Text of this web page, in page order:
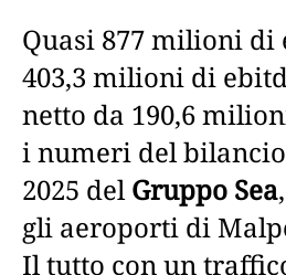
Quasi 877 milioni
403,3 milioni di
netto da 190,6
i numeri del bilancio
2025 delGruppo Sea
gli aeroporti di
Il tutto con un